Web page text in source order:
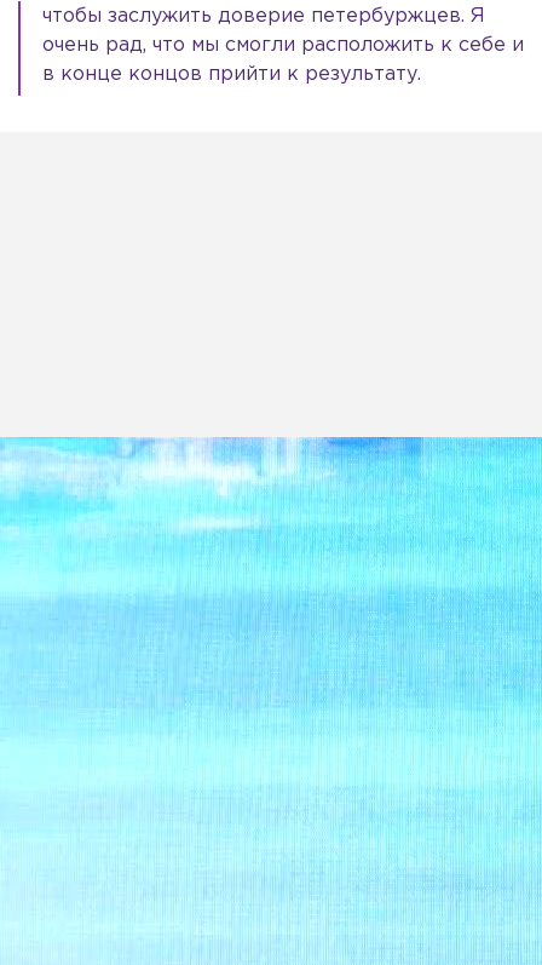
чтобы заслужить доверие петербуржцев. Я
очень рад, что мы смогли расположить к себе и
в конце концов прийти к результату.